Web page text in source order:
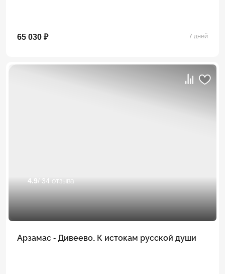
65 030 ₽ 7 дней
4.9 / 34 отзыва
Арзамас - Дивеево. К истокам русской души